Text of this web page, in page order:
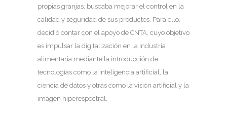
propias granjas, buscaba mejorar el control en la
calidad y seguridad de sus productos. Para ello,
decidió contar con el apoyo de CNTA, cuyo objetivo
es impulsar la digitalización en la industria
alimentaria mediante la introducción de
tecnologías como la inteligencia artificial, la
ciencia de datos y otras como la visión artificial y la
imagen hiperespectral.